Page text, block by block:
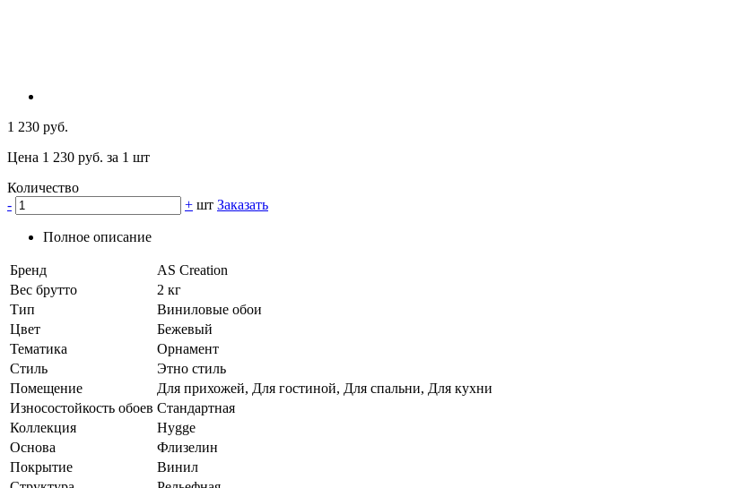
1 230 руб.
Цена 1 230 руб. за 1 шт
Количество
-
+ шт Заказать
Полное описание
Бренд
AS Creation
Вес брутто
2 кг
Тип
Виниловые обои
Цвет
Бежевый
Тематика
Орнамент
Стиль
Этно стиль
Помещение
Для прихожей, Для гостиной, Для спальни, Для кухни
Износостойкость обоев Стандартная
Коллекция
Hygge
Основа
Флизелин
Покрытие
Винил